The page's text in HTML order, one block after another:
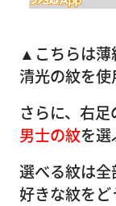
▲こちらは薄
清光の紋を使
さらに、右足
男士の紋を選
選べる紋は
好きな紋をど